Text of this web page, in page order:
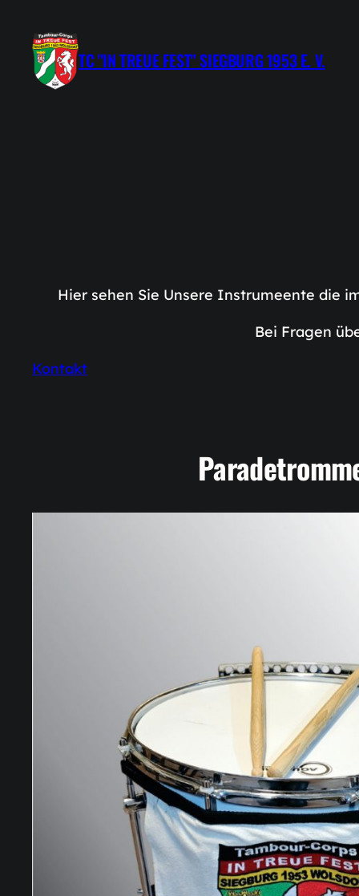
Inhalt
springen
TC "IN TREUE FEST" SIEGBURG 1953 E. V.
Hier sehen Sie Unsere Instrumeente die
Bei Fragen
Kontakt